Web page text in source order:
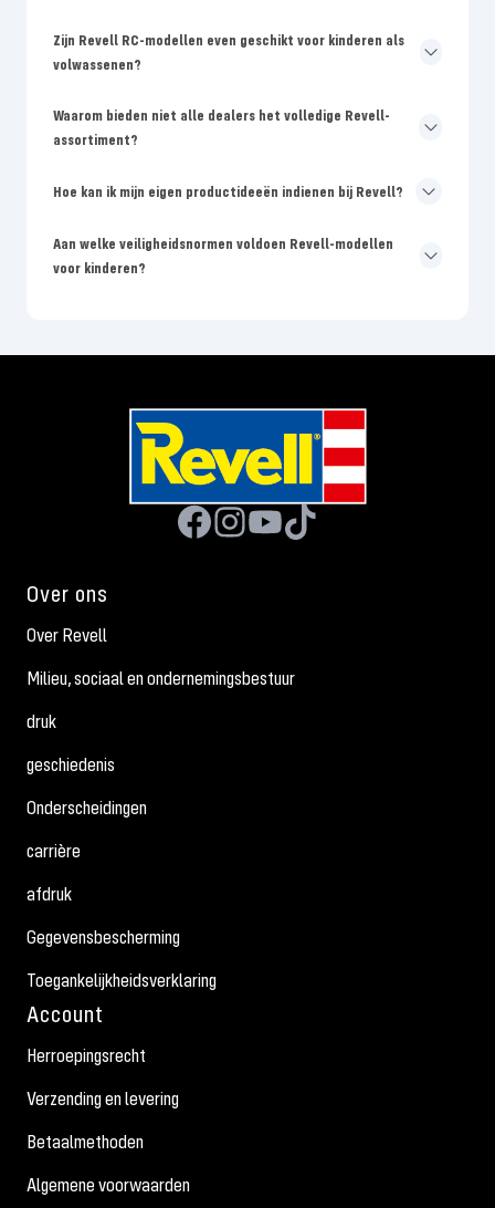
Zijn Revell RC-modellen even geschikt voor kinderen als
volwassenen?
Waarom bieden niet alle dealers het volledige Revell-
assortiment?
Hoe kan ik mijn eigen productideeën indienen bij Revell?
Aan welke veiligheidsnormen voldoen Revell-modellen
voor kinderen?
Over ons
Over Revell
Milieu, sociaal en ondernemingsbestuur
druk
geschiedenis
Onderscheidingen
carrière
afdruk
Gegevensbescherming
Toegankelijkheidsverklaring
Account
Herroepingsrecht
Verzending en levering
Betaalmethoden
Algemene voorwaarden